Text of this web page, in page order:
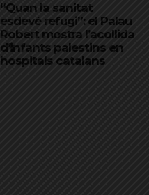
“Quan la sanitat
esdevé refugi”: el Palau
Robert mostra l’acollida
d’infants palestins en
hospitals catalans